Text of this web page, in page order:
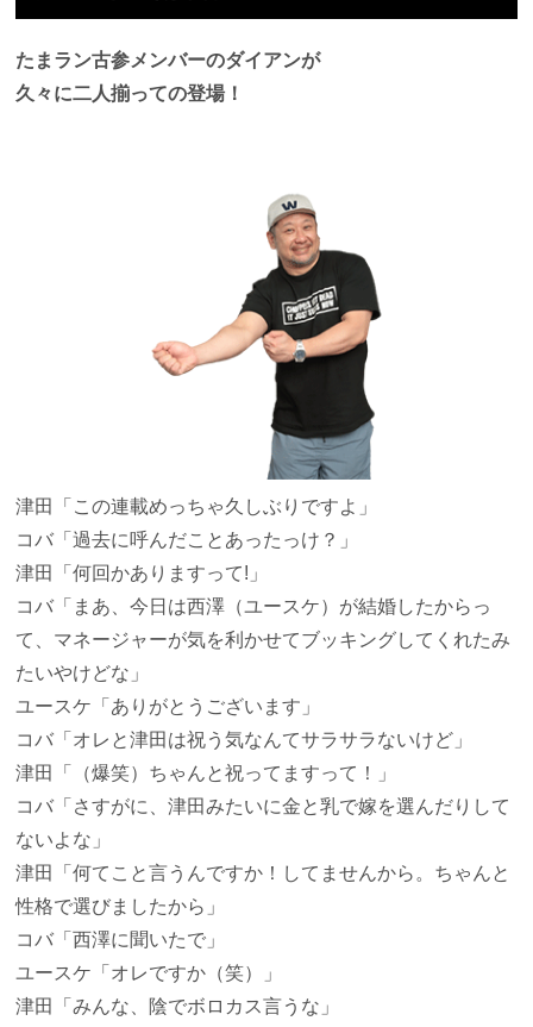
たまラン古参メンバーのダイアンが
久々に二人揃っての登場！
津田
「この連載めっちゃ久しぶりですよ」
コバ 「過去に呼んだことあったっけ？」
津田
「何回かありますって!」
コバ 「まあ、今日は西澤（ユースケ）が結婚したからっ
て、マネージャーが気を利かせてブッキングしてくれたみ
たいやけどな」
ユースケ 「ありがとうございます」
コバ 「オレと津田は祝う気なんてサラサラないけど」
津田
「（爆笑）ちゃんと祝ってますって！」
コバ 「さすがに、津田みたいに金と乳で嫁を選んだりして
ないよな」
津田
「何てこと言うんですか！してませんから。ちゃんと
性格で選びましたから」
コバ 「西澤に聞いたで」
ユースケ 「オレですか（笑）」
津田
「みんな、陰でボロカス言うな」